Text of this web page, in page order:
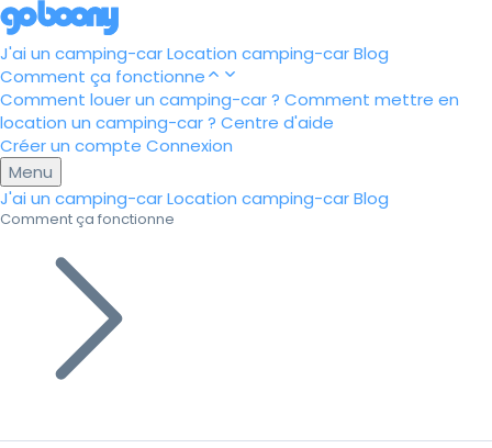
J'ai un camping-carLocation camping-carBlog
Comment ça fonctionne
Comment louer un camping-car ? Comment mettre en
location un camping-car ? Centre d'aide
Créer un compte Connexion
Menu
J'ai un camping-carLocation camping-carBlog
Comment ça fonctionne